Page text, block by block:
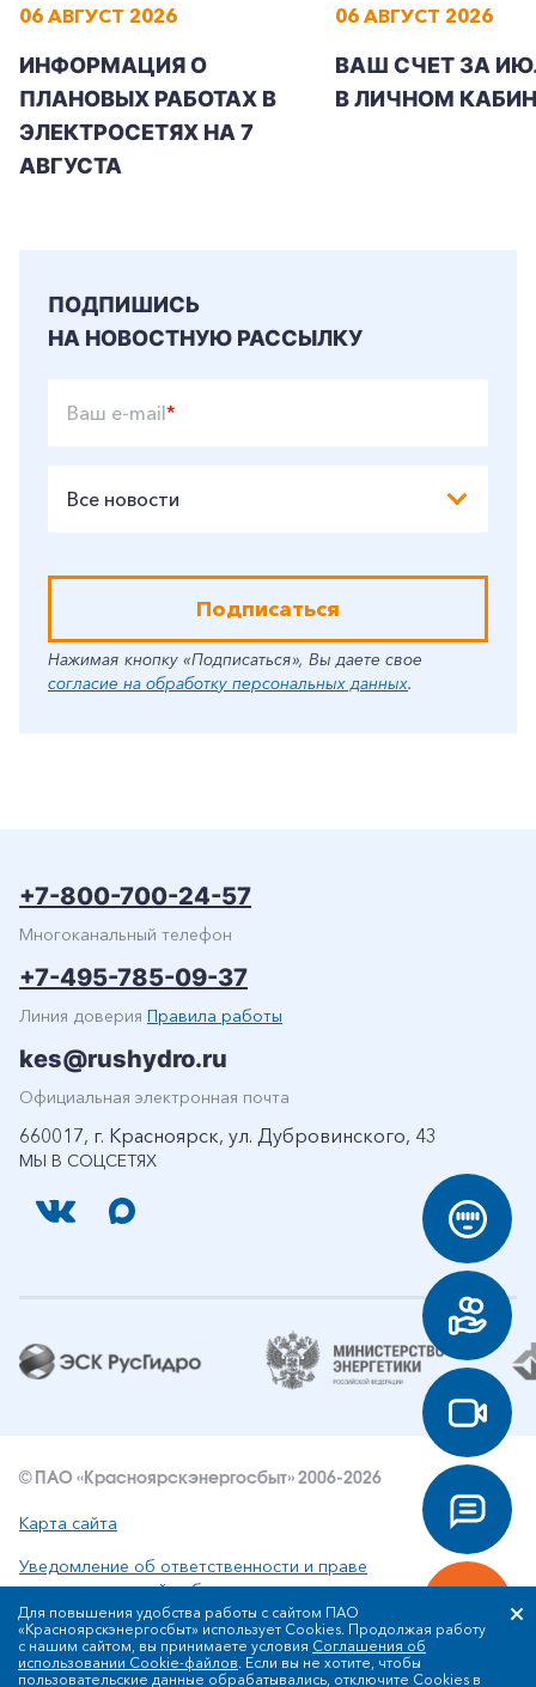
06 АВГУСТ 2026
ИНФОРМАЦИЯ О
ПЛАНОВЫХ РАБОТАХ В
ЭЛЕКТРОСЕТЯХ НА 7
АВГУСТА
06 АВГУСТ 2026
ВАШ СЧЕТ ЗА
В ЛИЧНОМ
ПОДПИШИСЬ
НА НОВОСТНУЮ РАССЫЛКУ
Ваш e-mail*
Все новости
Подписаться
Нажимая кнопку «Подписаться», Вы даете свое
согласие на обработку персональных данных.
МЫ В СОЦСЕТЯХ
+7-800-700-24-57
Многоканальный телефон
+7-495-785-09-37
Линия доверия Правила работы
kes@rushydro.ru
Официальная электронная почта
660017, г. Красноярск, ул. Дубровинского, 43
© ПАО «Красноярскэнергосбыт» 2006-2026
Карта сайта
Уведомление об ответственности и праве
интеллектуальной собственности
Политика ПАО «Красноярскэнергосбыт» в отношении
обработки персональных данных
Для повышения удобства работы с сайтом ПАО
«Красноярскэнергосбыт» использует Cookies. Продолжая работу
с нашим сайтом, вы принимаете условия Соглашения об
использовании Cookie-файлов. Если вы не хотите, чтобы
пользовательские данные обрабатывались, отключите Cookies в